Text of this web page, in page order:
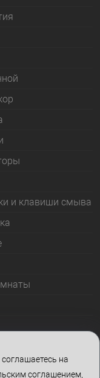
и клавиши смыва
на
соглашением,